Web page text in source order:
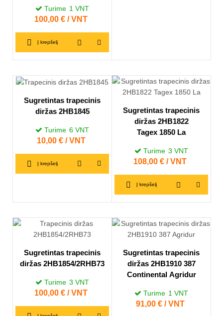
Turime 1 VNT
Kaina
100,00 € / VNT
Į krepšelį
Sugretintas trapecinis
diržas 2HB1845
Turime 6 VNT
Kaina
10,00 € / VNT
Į krepšelį
Sugretintas trapecinis
diržas 2HB1822
Tagex 1850 La
Turime 3 VNT
Kaina
108,00 € / VNT
Į krepšelį
Sugretintas trapecinis
diržas 2HB1854/2RHB73
Turime 3 VNT
Kaina
100,00 € / VNT
Sugretintas trapecinis
diržas 2HB1910 387
Continental Agridur
Turime 1 VNT
Kaina
91,00 € / VNT